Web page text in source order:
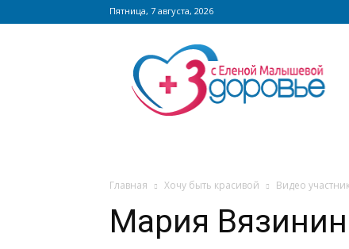
Пятница, 7 августа, 2026
Сайт
zdorovieinfo.ru
крупнейший
медицинский
Главная Хочу быть красивой Видео
Мария